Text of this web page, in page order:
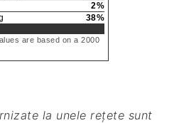
2%
38%
are based on a 2000